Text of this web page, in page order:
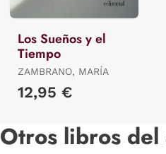
Los Sueños y el
Tiempo
ZAMBRANO, MARÍA
12,95 €
Otros libros del